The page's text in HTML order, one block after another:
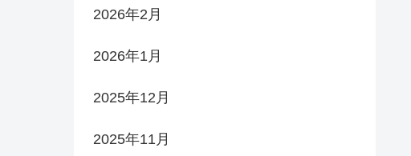
2026年2月
2026年1月
2025年12月
2025年11月